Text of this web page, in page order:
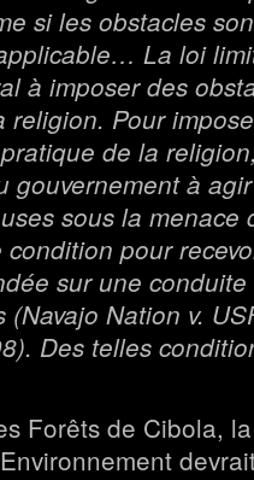
si les obstacles
La loi
à imposer des
Pour
de la
gouvernement à
sous la menace
pour
sur une
(Navajo Nation v.
Des telles
Forêts de Cibola,